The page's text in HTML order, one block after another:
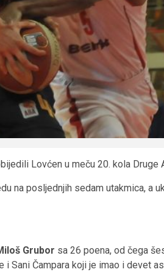
Lovćen u meču 20. kola Druge
na posljednjih sedam utakmica, a
Grubor sa 26 poena, od čega
i Sani Čampara koji je imao i devet